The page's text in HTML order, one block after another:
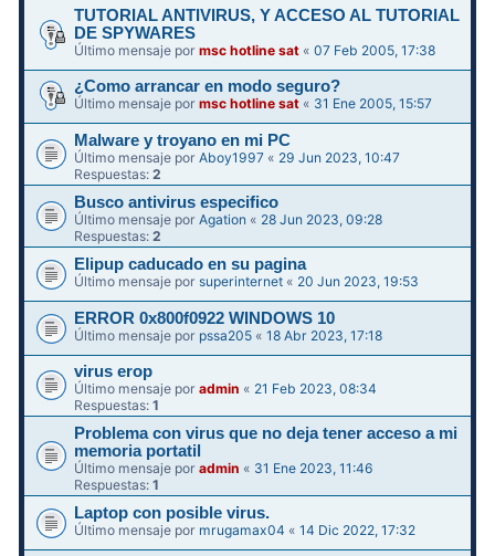
TUTORIAL ANTIVIRUS, Y ACCESO AL TUTORIAL
DE SPYWARES
Último mensaje pormsc hotline sat «07 Feb 2005, 17:38
¿Como arrancar en modo seguro?
Último mensaje pormsc hotline sat « 31 Ene 2005, 15:57
Malware y troyano en mi PC
Último mensaje porAboy1997 « 29 Jun 2023, 10:47
Respuestas:2
Busco antivirus especifico
Último mensaje porAgation « 28 Jun 2023, 09:28
Respuestas:2
Elipup caducado en su pagina
Último mensaje porsuperinternet « 20 Jun 2023, 19:53
ERROR 0x800f0922 WINDOWS 10
Último mensaje por pssa205 «18 Abr 2023, 17:18
virus erop
Último mensaje poradmin « 21 Feb 2023, 08:34
Respuestas:1
Problema con virus que no deja tener acceso a mi
memoria portatil
Último mensaje poradmin « 31 Ene 2023, 11:46
Respuestas:1
Laptop con posible virus.
Último mensaje por mrugamax04 «14 Dic 2022, 17:32